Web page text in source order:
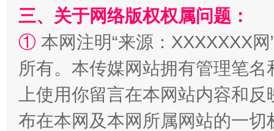
阿坝州三大球赛在茂县开幕 规模
三、关于网络版权权属问题：
① 本网注明“来源：XXXXXXX
所有。本传媒网站拥有管理笔
上使用你留言在本网站内容和
布在本网及本网所属网站的一